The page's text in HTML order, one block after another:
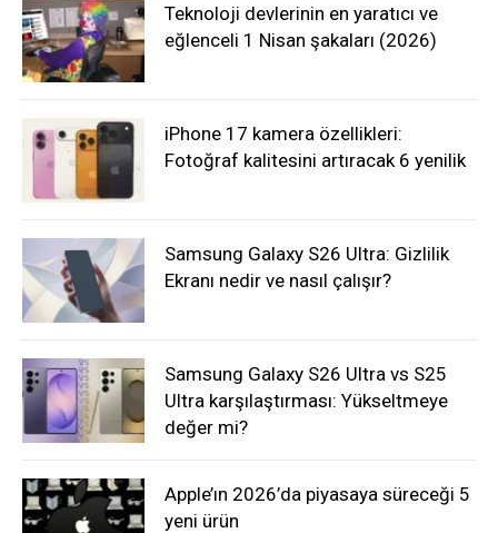
Teknoloji devlerinin en yaratıcı ve
eğlenceli 1 Nisan şakaları (2026)
iPhone 17 kamera özellikleri:
Fotoğraf kalitesini artıracak 6 yenilik
Samsung Galaxy S26 Ultra: Gizlilik
Ekranı nedir ve nasıl çalışır?
Samsung Galaxy S26 Ultra vs S25
Ultra karşılaştırması: Yükseltmeye
değer mi?
Apple’ın 2026’da piyasaya süreceği 5
yeni ürün